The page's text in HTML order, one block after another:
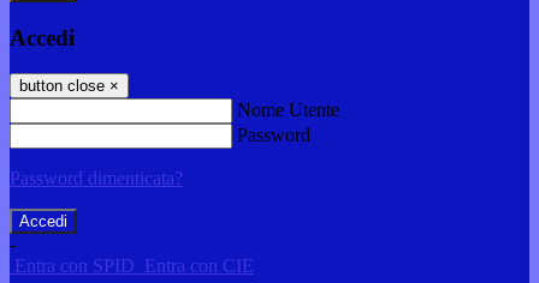
Accedi
button close ×
Nome Utente
Password
Password dimenticata?
-
Entra con SPID Entra con CIE